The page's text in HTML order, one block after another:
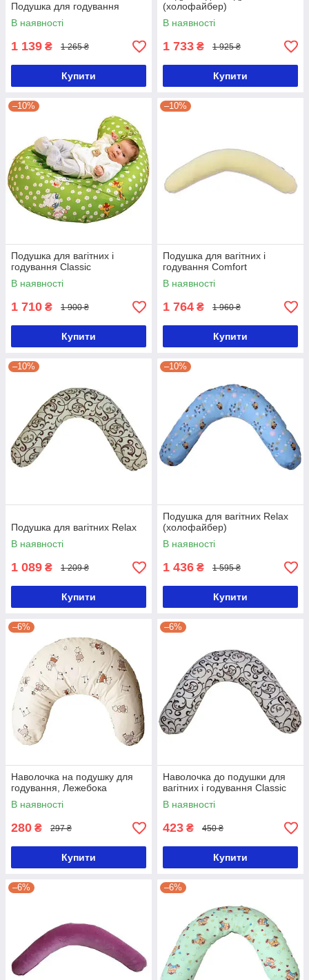
Подушка для годування
В наявності
1 139 ₴ 1 265 ₴
Купити
(холофайбер)
В наявності
1 733 ₴ 1 925 ₴
Купити
–10%
Подушка для вагітних і
годування Classic
В наявності
1 710 ₴ 1 900 ₴
Купити
–10%
Подушка для вагітних і
годування Comfort
В наявності
1 764 ₴ 1 960 ₴
Купити
–10%
Подушка для вагітних Relax
В наявності
1 089 ₴ 1 209 ₴
Купити
–10%
Подушка для вагітних Relax
(холофайбер)
В наявності
1 436 ₴ 1 595 ₴
Купити
–6%
Наволочка на подушку для
годування, Лежебока
В наявності
280 ₴ 297 ₴
Купити
–6%
Наволочка до подушки для
вагітних і годування Classic
В наявності
423 ₴ 450 ₴
Купити
–6% –6%